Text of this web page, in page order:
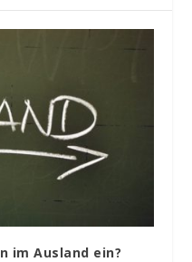
im Ausland ein?